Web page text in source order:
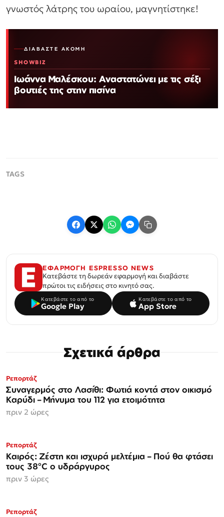
γνωστός λάτρης του ωραίου, μαγνητίστηκε!
ΔΙΑΒΆΣΤΕ ΑΚΌΜΗ
SHOWBIZ
Ιωάννα Μαλέσκου: Αναστατώνει με τις σέξι
βουτιές της στην πισίνα
ΕΦΑΡΜΟΓΗ ESPRESSO NEWS
Κατεβάστε τη δωρεάν εφαρμογή και διαβάστε
πρώτοι τις ειδήσεις στο κινητό σας.
Κατεβάστε το από το
Google Play
Κατεβάστε το από το
App Store
Σχετικά άρθρα
Ρεπορτάζ
Συναγερμός στο Λασίθι: Φωτιά κοντά στον οικισμό
Καρύδι – Μήνυμα του 112 για ετοιμότητα
πριν 2 ώρες
Ρεπορτάζ
Καιρός: Ζέστη και ισχυρά μελτέμια – Πού θα φτάσει
τους 38°C ο υδράργυρος
πριν 3 ώρες
Ρεπορτάζ